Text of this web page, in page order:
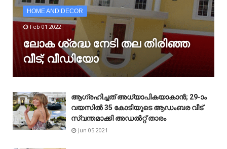
HOME AND DECOR
Feb 01 2022
ലോക ശ്രദ്ധ നേടി തല തിരിഞ്ഞ
വീട്; വീഡിയോ
ആഗ്രഹിച്ചത് അധ്യാപികയാകാൻ; 29-ാം
വയസിൽ 35 കോടിയുടെ ആഡംബര വീട്
സ്വന്തമാക്കി അഡൽറ്റ് താരം
Jun 05 2021